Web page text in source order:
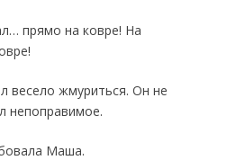
прямо на ковре! На
весело жмурить­ся. Он не
непоправи­мое.
Маша.